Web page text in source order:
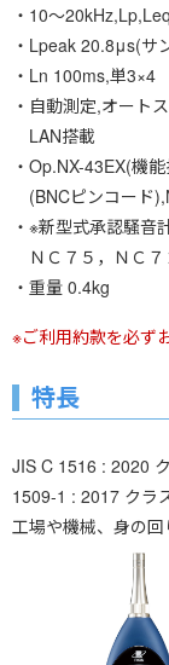
・10～
・Lpeak 20.8μs(サ
・Ln 100ms,単3×4
・自動測定,オート
LAN搭載
・Op.NX-43EX(機
(BNCピンコード
・※新型式承認騒音
ＮＣ７５，ＮＣ７
・重量 0.4kg
※ご利用約款を必ず
特長
JIS C 1516 : 2020
1509-1 : 2017 クラ
工場や機械、身の回